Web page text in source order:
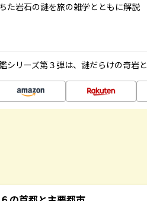
た岩石の謎を旅の雑学とともに解説
シリーズ第３弾は、謎だらけの奇岩